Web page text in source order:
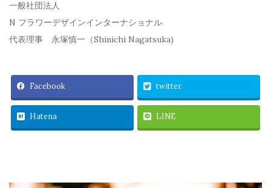
一般社団法人
N フラワーデザインインターナショナル
代表理事 永塚慎一（Shinichi Nagatsuka)
Facebook twitter
Hatena LINE